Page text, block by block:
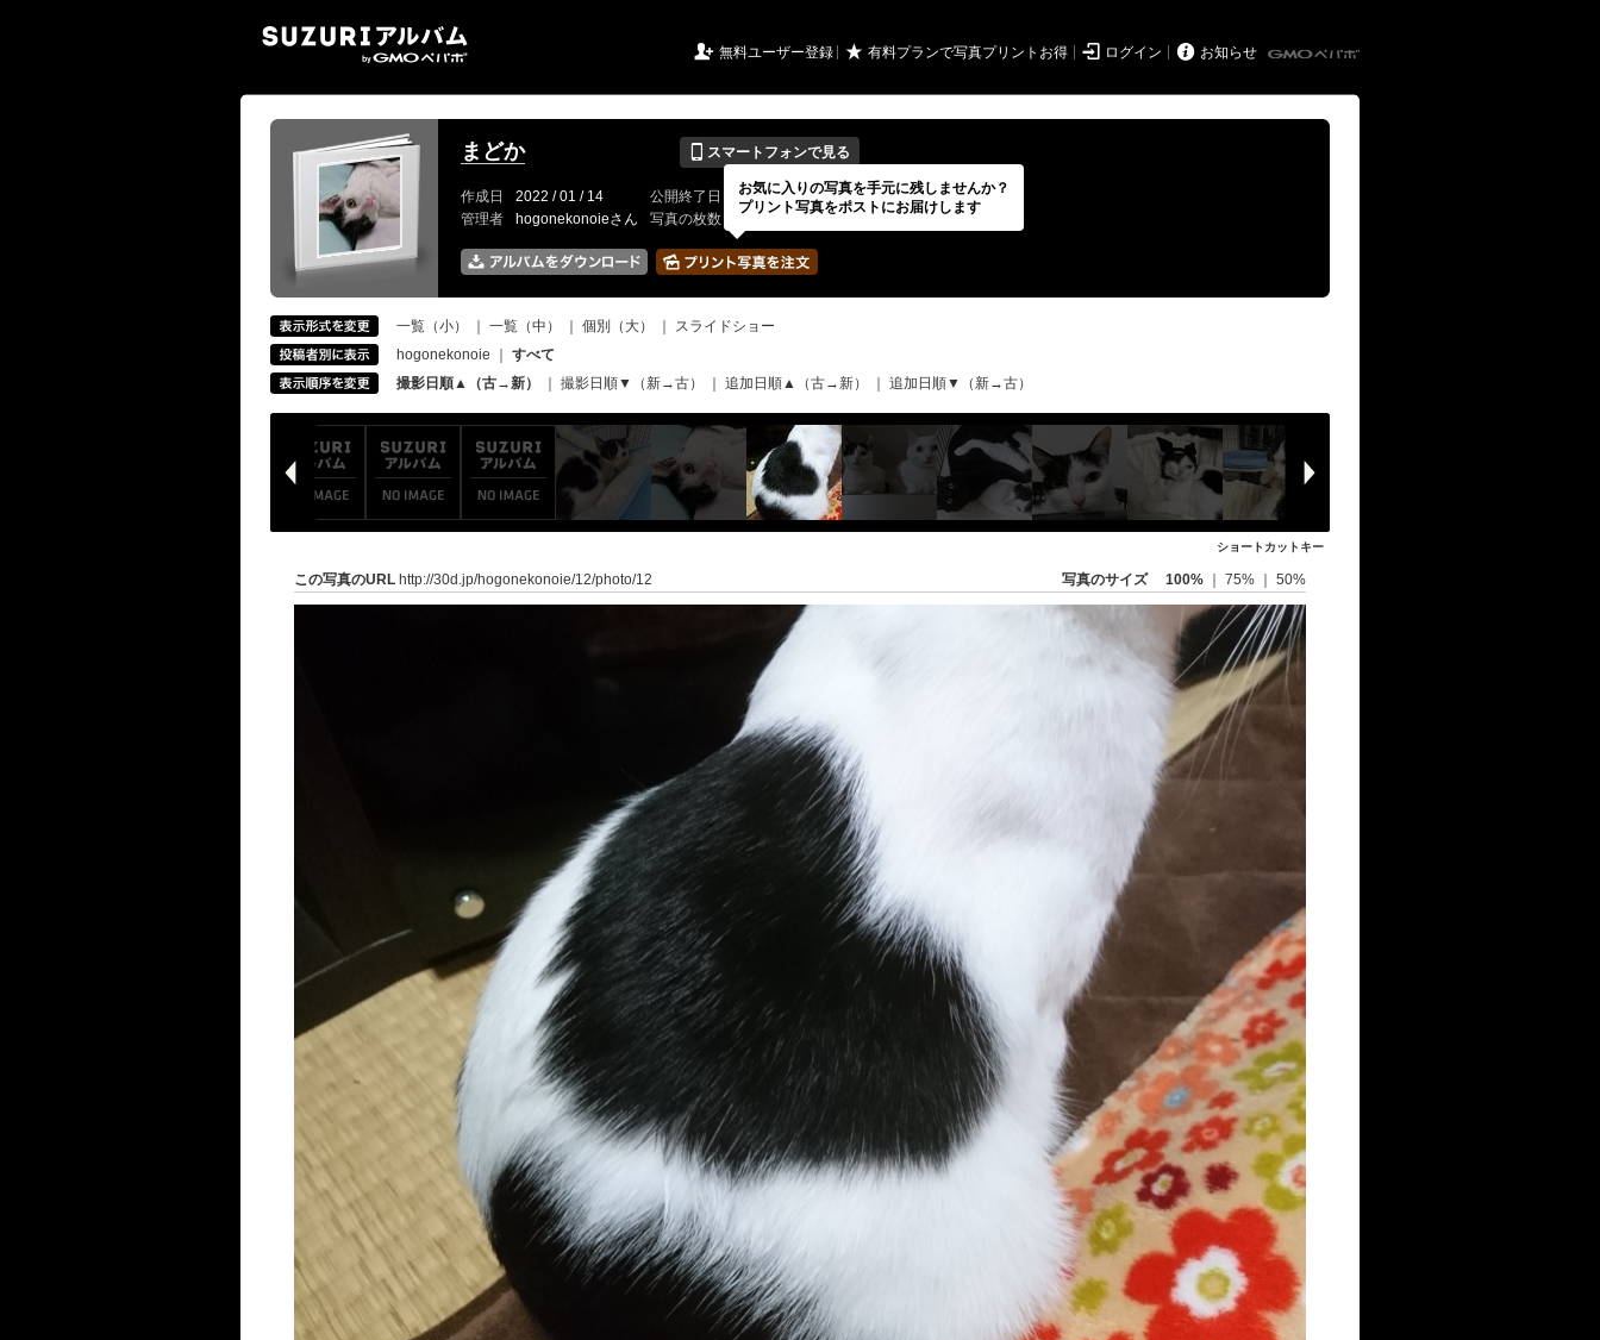
 無料ユーザー登録 ★ 有料プランで写真プリントお得  ログイン  お知らせ
まどか 📱 スマートフォンで見る
作成日 2022 / 01 / 14 公開終了日 無期限 イベントの期間
---
管理者
hogonekonoieさん 写真の枚数 33 / 2000枚
一覧（小） 一覧（中） 個別（大）
スライドショー
hogonekonoie
すべて
撮影日順▲（古→新）
撮影日順▼（新→古） 追加日順▲（古→新） 追加日順▼（新→古）
ショートカットキー
この写真のURL http://30d.jp/hogonekonoie/12/photo/12 写真のサイズ 100% 75% 50%
お気に入りの写真を手元に残しませんか？
プリント写真をポストにお届けします